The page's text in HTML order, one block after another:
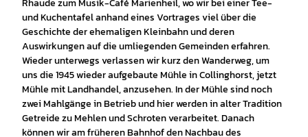
Rhaude zum Musik-Café Marienheil, wo wir bei einer Tee-
und Kuchentafel anhand eines Vortrages viel über die
Geschichte der ehemaligen Kleinbahn und deren
Auswirkungen auf die umliegenden Gemeinden erfahren.
Wieder unterwegs verlassen wir kurz den Wanderweg, um
uns die 1945 wieder aufgebaute Mühle in Collinghorst, jetzt
Mühle mit Landhandel, anzusehen. In der Mühle sind noch
zwei Mahlgänge in Betrieb und hier werden in alter Tradition
Getreide zu Mehlen und Schroten verarbeitet. Danach
können wir am früheren Bahnhof den Nachbau des